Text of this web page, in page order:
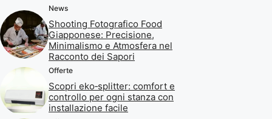
News
Shooting Fotografico Food
Giapponese: Precisione,
Minimalismo e Atmosfera nel
Racconto dei Sapori
Offerte
Scopri eko‑splitter: comfort e
controllo per ogni stanza con
installazione facile